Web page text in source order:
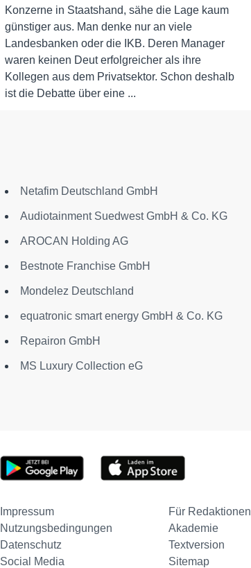
Konzerne in Staatshand, sähe die Lage kaum
günstiger aus. Man denke nur an viele
Landesbanken oder die IKB. Deren Manager
waren keinen Deut erfolgreicher als ihre
Kollegen aus dem Privatsektor. Schon deshalb
ist die Debatte über eine ...
Netafim Deutschland GmbH
Audiotainment Suedwest GmbH & Co. KG
AROCAN Holding AG
Bestnote Franchise GmbH
Mondelez Deutschland
equatronic smart energy GmbH & Co. KG
Repairon GmbH
MS Luxury Collection eG
Impressum Für Redaktionen
Nutzungsbedingungen
Akademie
Datenschutz
Textversion
Social Media
Sitemap